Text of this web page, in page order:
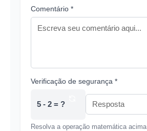
Comentário *
Verificação de segurança *
5 - 2 = ?
Resolva a operação matemática acima